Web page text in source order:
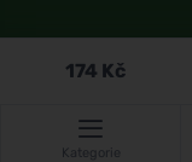
©
174 Kč
Kategorie